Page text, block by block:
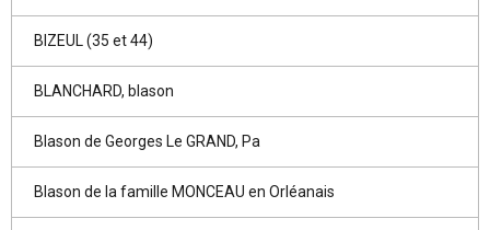
BIZEUL (35 et 44)
BLANCHARD, blason
Blason de Georges Le GRAND, Pa
Blason de la famille MONCEAU en Orléanais